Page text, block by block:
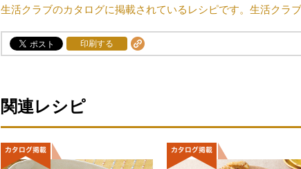
生活クラブのカタログに掲載されているレシピです。生活クラ
印刷する
関連レシピ